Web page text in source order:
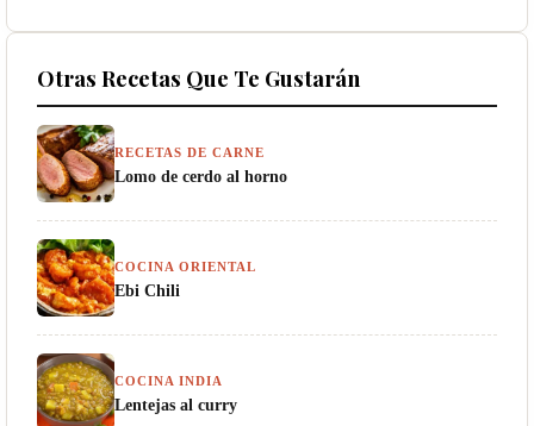
Otras Recetas Que Te Gustarán
RECETAS DE CARNE
Lomo de cerdo al horno
COCINA ORIENTAL
Ebi Chili
COCINA INDIA
Lentejas al curry